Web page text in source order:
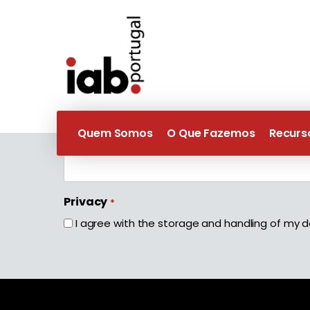
Quem Somos O Que Fazemos
Assine a nossa newsletter
"*" indicates required fields
Nome*
First
Privacy *
I agree with the storage and handling of my